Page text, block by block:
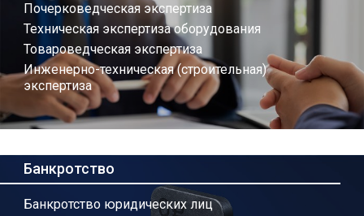
Почерковедческая экспертиза
Техническая экспертиза оборудования
Товароведческая экспертиза
Инженерно-техническая (строительная)
экспертиза
Банкротство
Банкротство юридических лиц